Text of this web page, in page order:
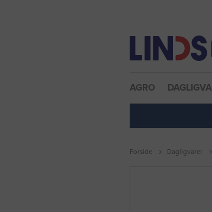
AGRO
Forside Dagligvarer